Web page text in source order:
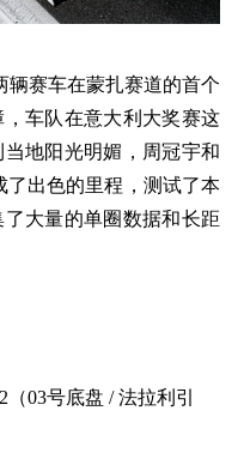
辆赛车在蒙扎赛道的首个
车队在意大利大奖赛这
地阳光明媚，周冠宇和
了出色的里程，测试了本
大量的单圈数据和长距
03号底盘 / 法拉利引